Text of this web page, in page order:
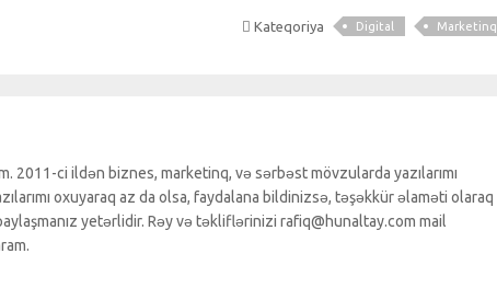
Kateqoriya Digital Marketinq
2011-ci ildən biznes, marketinq, və sərbəst mövzularda yazılarımı
oxuyaraq az da olsa, faydalana bildinizsə, təşəkkür əlaməti olaraq
yetərlidir. Rəy və təkliflərinizi rafiq@hunaltay.com mail